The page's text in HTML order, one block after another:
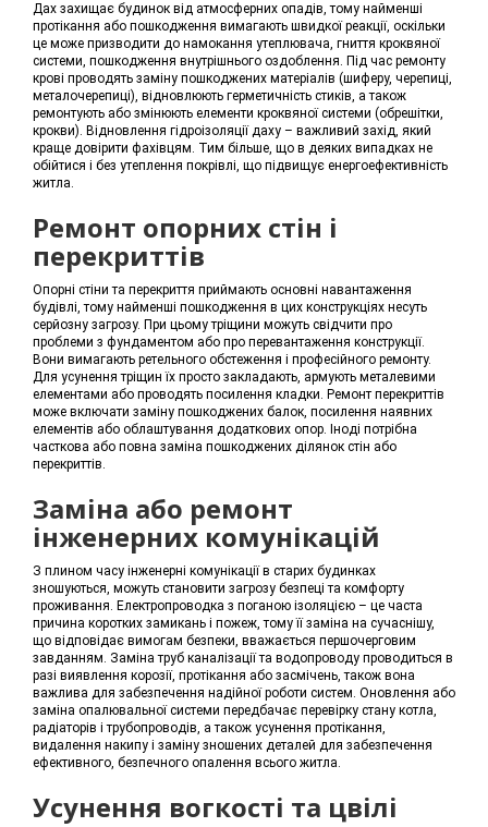
Дах захищає будинок від атмосферних опадів, тому найменші
протікання або пошкодження вимагають швидкої реакції, оскільки
це може призводити до намокання утеплювача, гниття кроквяної
системи, пошкодження внутрішнього оздоблення. Під час ремонту
крові проводять заміну пошкоджених матеріалів (шиферу, черепиці,
металочерепиці), відновлюють герметичність стиків, а також
ремонтують або змінюють елементи кроквяної системи (обрешітки,
крокви). Відновлення гідроізоляції даху – важливий захід, який
краще довірити фахівцям. Тим більше, що в деяких випадках не
обійтися і без утеплення покрівлі, що підвищує енергоефективність
житла.
Ремонт опорних стін і
перекриттів
Опорні стіни та перекриття приймають основні навантаження
будівлі, тому найменші пошкодження в цих конструкціях несуть
серйозну загрозу. При цьому тріщини можуть свідчити про
проблеми з фундаментом або про перевантаження конструкції.
Вони вимагають ретельного обстеження і професійного ремонту.
Для усунення тріщин їх просто закладають, армують металевими
елементами або проводять посилення кладки. Ремонт перекриттів
може включати заміну пошкоджених балок, посилення наявних
елементів або облаштування додаткових опор. Іноді потрібна
часткова або повна заміна пошкоджених ділянок стін або
перекриттів.
Заміна або ремонт
інженерних комунікацій
З плином часу інженерні комунікації в старих будинках
зношуються, можуть становити загрозу безпеці та комфорту
проживання. Електропроводка з поганою ізоляцією – це часта
причина коротких замикань і пожеж, тому її заміна на сучаснішу,
що відповідає вимогам безпеки, вважається першочерговим
завданням. Заміна труб каналізації та водопроводу проводиться в
разі виявлення корозії, протікання або засмічень, також вона
важлива для забезпечення надійної роботи систем. Оновлення або
заміна опалювальної системи передбачає перевірку стану котла,
радіаторів і трубопроводів, а також усунення протікання,
видалення накипу і заміну зношених деталей для забезпечення
ефективного, безпечного опалення всього житла.
Усунення вогкості та цвілі